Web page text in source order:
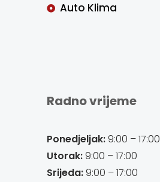
Auto Klima
Radno vrijeme
Ponedjeljak:9:00 – 17:00
Utorak:9:00 – 17:00
Srijeda:9:00 – 17:00